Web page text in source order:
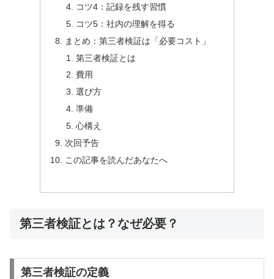
コツ4：記録を残す習慣
コツ5：社内の理解を得る
まとめ：第三者検証は「必要コスト」
第三者検証とは
費用
選び方
準備
心構え
次回予告
この記事を読んだあなたへ
第三者検証とは？なぜ必要？
第三者検証の定義